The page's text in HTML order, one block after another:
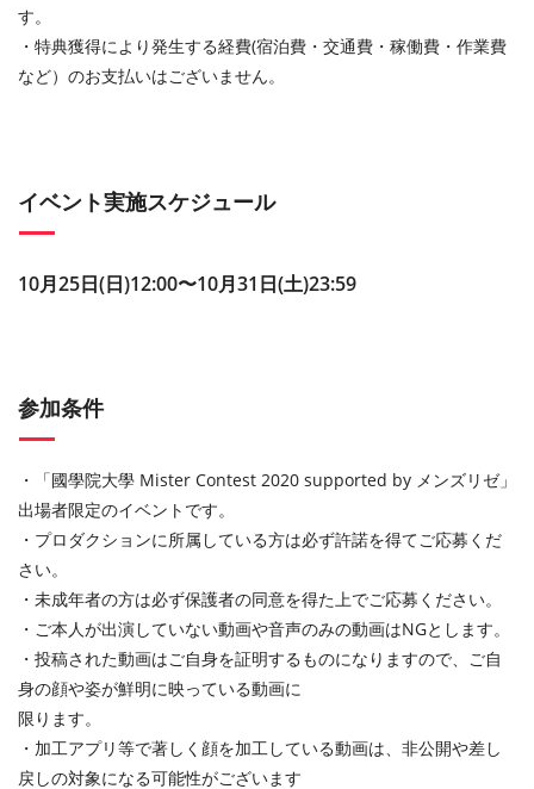
す。
・特典獲得により発⽣する経費(宿泊費・交通費・稼働費・作業費
など）のお⽀払いはございません。
イベント実施スケジュール
10⽉25⽇(日)12:00〜10⽉31⽇(土)23:59
参加条件
・「國學院大學 Mister Contest 2020 supported by メンズリゼ」
出場者限定のイベントです。
・プロダクションに所属している⽅は必ず許諾を得てご応募くだ
さい。
・未成年者の⽅は必ず保護者の同意を得た上でご応募ください。
・ご本⼈が出演していない動画や⾳声のみの動画はNGとします。
・投稿された動画はご⾃⾝を証明するものになりますので、ご⾃
⾝の顔や姿が鮮明に映っている動画に
限ります。
・加⼯アプリ等で著しく顔を加⼯している動画は、⾮公開や差し
戻しの対象になる可能性がございます